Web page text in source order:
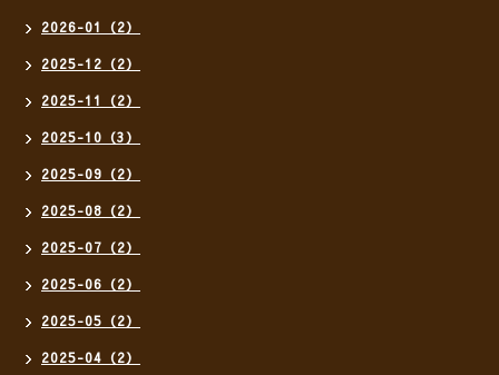
2026-01（2）
2025-12（2）
2025-11（2）
2025-10（3）
2025-09（2）
2025-08（2）
2025-07（2）
2025-06（2）
2025-05（2）
2025-04（2）